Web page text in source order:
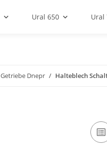
Ural 650 Ural
Getriebe Dnepr Halteblech